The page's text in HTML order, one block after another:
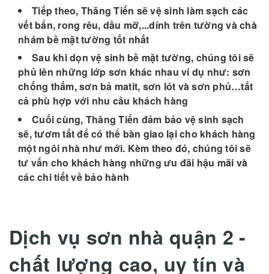
Tiếp theo, Thăng Tiến sẽ vệ sinh làm sạch các
vết bẩn, rong rêu, dầu mỡ,...dính trên tường và chà
nhám bề mặt tường tốt nhất
Sau khi dọn vệ sinh bề mặt tường, chúng tôi sẽ
phủ lên những lớp sơn khác nhau ví dụ như: sơn
chống thấm, sơn bả matit, sơn lót và sơn phủ…tất
cả phù hợp với nhu cầu khách hàng
Cuối cùng, Thăng Tiến đảm bảo vệ sinh sạch
sẽ, tươm tất để có thể bàn giao lại cho khách hàng
một ngôi nhà như mới. Kèm theo đó, chúng tôi sẽ
tư vấn cho khách hàng những ưu đãi hậu mãi và
các chi tiết về bảo hành
Dịch vụ sơn nhà quận 2 -
chất lượng cao, uy tín và